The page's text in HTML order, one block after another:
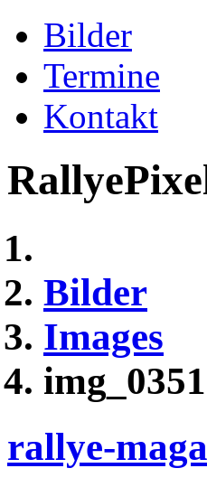
Bilder
Termine
Kontakt
Bilder
Images
img_0351
rallye-